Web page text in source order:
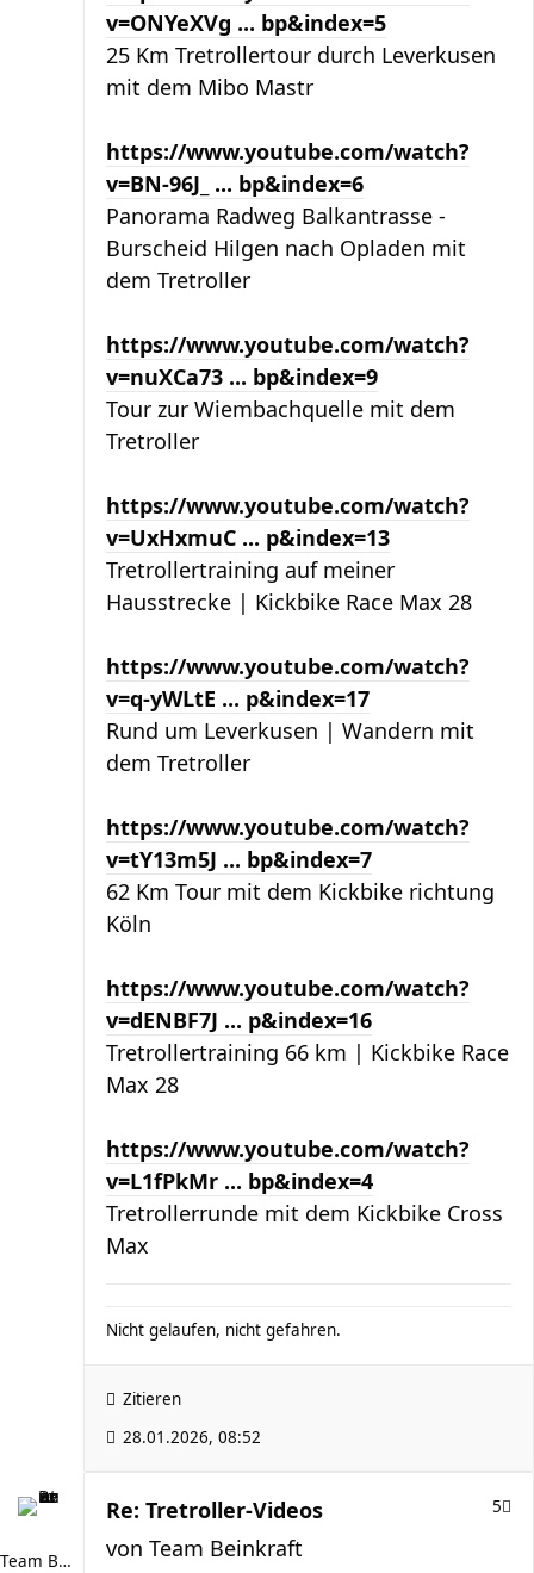
v=ONYeXVg ... bp&index=5
25 Km Tretrollertour durch Leverkusen
mit dem Mibo Mastr
https://www.youtube.com/watch?
v=BN-96J_ ... bp&index=6
Panorama Radweg Balkantrasse -
Burscheid Hilgen nach Opladen mit
dem Tretroller
https://www.youtube.com/watch?
v=nuXCa73 ... bp&index=9
Tour zur Wiembachquelle mit dem
Tretroller
https://www.youtube.com/watch?
v=UxHxmuC ... p&index=13
Tretrollertraining auf meiner
Hausstrecke | Kickbike Race Max 28
https://www.youtube.com/watch?
v=q-yWLtE ... p&index=17
Rund um Leverkusen | Wandern mit
dem Tretroller
https://www.youtube.com/watch?
v=tY13m5J ... bp&index=7
62 Km Tour mit dem Kickbike richtung
Köln
https://www.youtube.com/watch?
v=dENBF7J ... p&index=16
Tretrollertraining 66 km | Kickbike Race
Max 28
https://www.youtube.com/watch?
v=L1fPkMr ... bp&index=4
Tretrollerrunde mit dem Kickbike Cross
Max
Nicht gelaufen, nicht gefahren.
Zitieren
28.01.2026, 08:52
Team Beinkraft
Re: Tretroller-Videos 5
von Team Beinkraft